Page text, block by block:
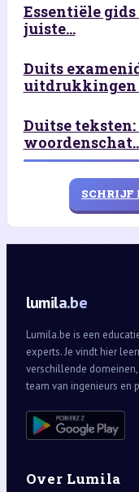
Essentiële
juiste...
Duits
uitdrukkingen
Duitse
SCHRIJF
lumila.be
Lumila.be is een
experts. Je vindt hier
verschillende
team van ingenieurs en
Over Lumila